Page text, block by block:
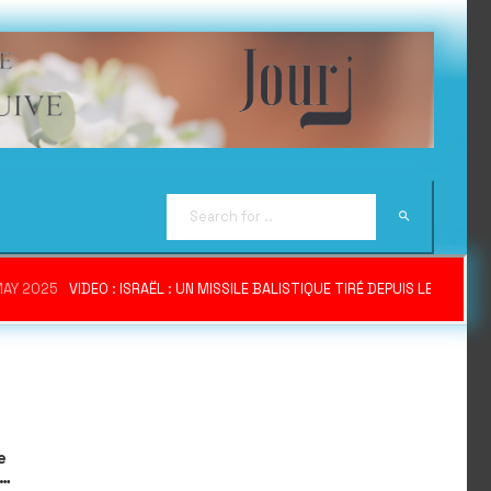
2025 VIDEO : ISRAËL : UN MISSILE BALISTIQUE TIRÉ DEPUIS LE YÉMEN